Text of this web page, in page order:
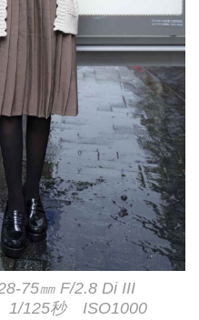
75㎜ F/2.8 Di III
1/125秒 ISO1000